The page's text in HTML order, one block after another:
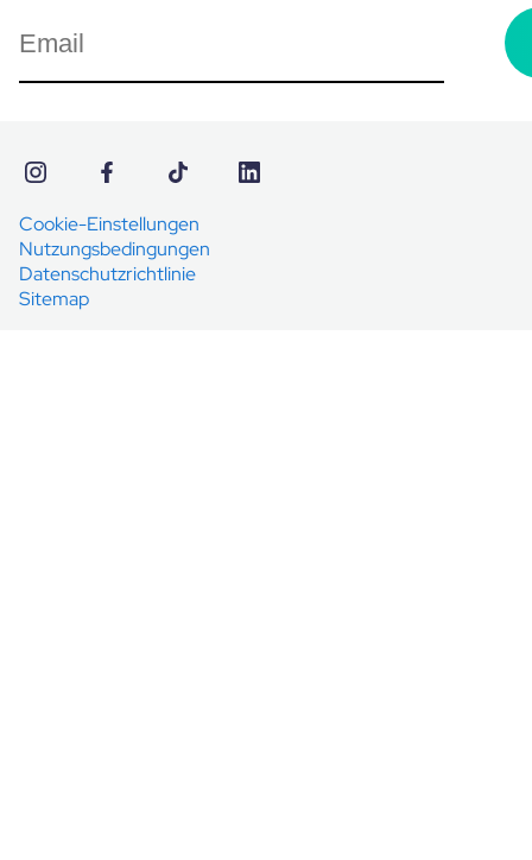
Cookie-Einstellungen
Nutzungsbedingungen
Datenschutzrichtlinie
Sitemap